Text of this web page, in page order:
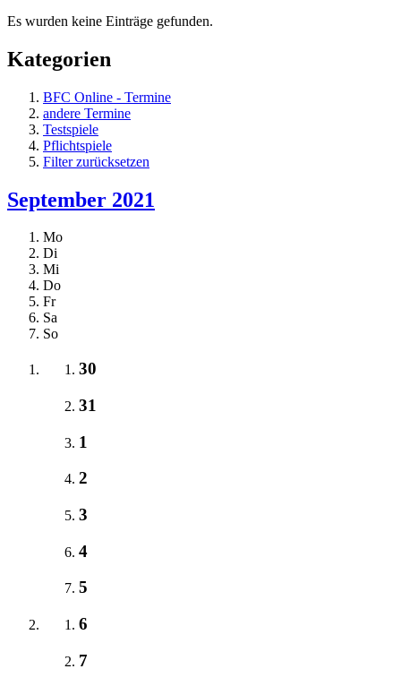
Es wurden keine Einträge gefunden.
Kategorien
BFC Online - Termine
andere Termine
Testspiele
Pflichtspiele
Filter zurücksetzen
September 2021
Mo
Di
Mi
Do
Fr
Sa
So
30
31
1
2
3
4
5
6
7